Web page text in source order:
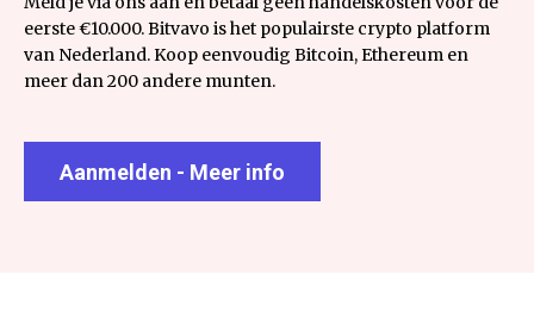
eerste €10.000. Bitvavo is het populairste crypto platform
van Nederland. Koop eenvoudig Bitcoin, Ethereum en
meer dan 200 andere munten.
Aanmelden - Meer info